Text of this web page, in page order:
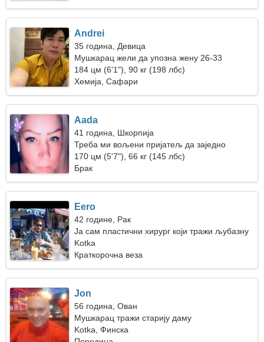
Andrei
35 година, Девица
Мушкарац жели да упозна жену 26-33
184 цм (6'1"), 90 кг (198 лбс)
Хемија, Сафари
Aada
41 година, Шкорпија
Треба ми вољени пријатељ да заједно
скијамо
170 цм (5'7"), 66 кг (145 лбс)
Брак
Eero
42 године, Рак
Ја сам пластични хирург који тражи љубазну
жену
Kotka
Краткорочна веза
Jon
56 година, Ован
Мушкарац тражи старију даму
Kotka, Финска